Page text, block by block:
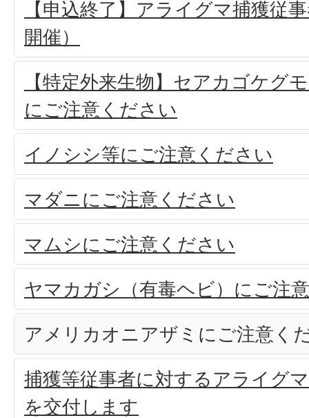
【申込終了】アライグマ捕獲従
開催）
【特定外来生物】セアカゴケグ
にご注意ください
イノシシ等にご注意ください
マダニにご注意ください
マムシにご注意ください
ヤマカガシ（有毒ヘビ）にご注
アメリカオニアザミにご注意く
捕獲等従事者に対するアライグ
を交付します